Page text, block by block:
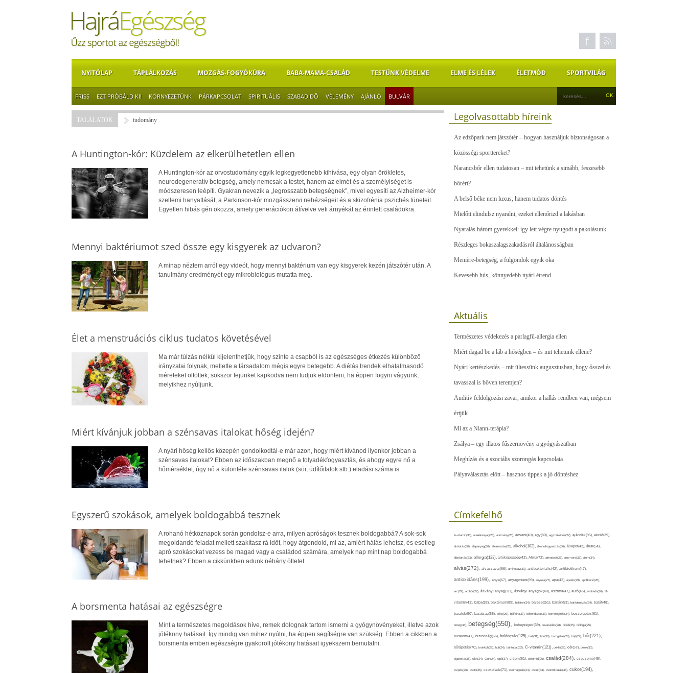
NYITÓLAP TÁPLÁLKOZÁS MOZGÁS-FOGYÓKÚRA BABA-MAMA-CSALÁD TESTÜNK VÉDELME ELME ÉS LÉLEK ÉLETMÓD SPORTVILÁG
FRISS EZT PRÓBÁLD KI! KÖRNYEZETÜNK PÁRKAPCSOLAT SPIRITUÁLIS SZABADIDŐ VÉLEMÉNY AJÁNLÓ BULVÁR
TALÁLATOK tudomány
A Huntington-kór: Küzdelem az elkerülhetetlen ellen
A Huntington-kór az orvostudomány egyik legkegyetlenebb kihívása, egy olyan örökletes,
neurodegeneratív betegség, amely nemcsak a testet, hanem az elmét és a személyiséget is
módszeresen leépíti. Gyakran nevezik a „legrosszabb betegségnek”, mivel egyesíti az Alzheimer-kór
szellemi hanyatlását, a Parkinson-kór mozgásszervi nehézségeit és a skizofrénia pszichés tüneteit.
Egyetlen hibás gén okozza, amely generációkon átívelve veti árnyékát az érintett családokra.
Mennyi baktériumot szed össze egy kisgyerek az udvaron?
A minap néztem arról egy videót, hogy mennyi baktérium van egy kisgyerek kezén játszótér után. A
tanulmány eredményét egy mikrobiológus mutatta meg.
Élet a menstruációs ciklus tudatos követésével
Ma már túlzás nélkül kijelenthetjük, hogy szinte a csapból is az egészséges étkezés különböző
irányzatai folynak, mellette a társadalom mégis egyre betegebb. A diétás trendek elhatalmasodó
méreteket öltöttek, sokszor fejünket kapkodva nem tudjuk eldönteni, ha éppen fogyni vágyunk,
melyikhez nyúljunk.
Miért kívánjuk jobban a szénsavas italokat hőség idején?
A nyári hőség kellős közepén gondolkodtál-e már azon, hogy miért kívánod ilyenkor jobban a
szénsavas italokat? Ebben az időszakban megnő a folyadékfogyasztás, és ahogy egyre nő a
hőmérséklet, úgy nő a különféle szénsavas italok (sör, üdítőitalok stb.) eladási száma is.
Egyszerű szokások, amelyek boldogabbá tesznek
A rohanó hétköznapok során gondolsz-e arra, milyen apróságok tesznek boldogabbá? A sok-sok
megoldandó feladat mellett szakítasz rá időt, hogy átgondold, mi az, amiért hálás lehetsz, és esetleg
apró szokásokat vezess be magad vagy a családod számára, amelyek nap mint nap boldogabbá
tehetnek? Ebben a cikkünkben adunk néhány ötletet.
A borsmenta hatásai az egészségre
Mint a természetes megoldások híve, remek dolognak tartom ismerni a gyógynövényeket, illetve azok
jótékony hatásait. Így mindig van mihez nyúlni, ha éppen segítségre van szükség. Ebben a cikkben a
borsmenta emberi egészségre gyakorolt jótékony hatásait igyekszem bemutatni.
Legolvasottabb híreink
Az edzőpark nem játszótér – hogyan használjuk biztonságosan a
közösségi sporttereket?
Narancsbőr ellen tudatosan – mit tehetünk a simább, feszesebb
bőrért?
A belső béke nem luxus, hanem tudatos döntés
Mielőtt elindulsz nyaralni, ezeket ellenőrizd a lakásban
Nyaralás három gyerekkel: így lett végre nyugodt a pakolásunk
Részleges bokaszalagszakadásról általànosságban
Menière-betegség, a fülgondok egyik oka
Kevesebb hús, könnyedebb nyári étrend
Aktuális
Természetes védekezés a parlagfű-allergia ellen
Miért dagad be a láb a hőségben – és mit tehetünk ellene?
Nyári kertészkedés – mit ültessünk augusztusban, hogy ősszel és
tavasszal is bőven teremjen?
Auditív feldolgozási zavar, amikor a hallás rendben van, mégsem
értjük
Mi az a Niann-terápia?
Zsálya – egy illatos fűszernövény a gyógyászatban
Meghízás és a szociális szorongás kapcsolata
Pályaválasztás előtt – hasznos tippek a jó döntéshez
Címkefelhő
A-vitamin(36), adalékanyag(28), adomány(26), advent(40), agy(80), agyműködés(27), ajándék(95), akció(39),
aktivitás(30), alapanyag(30), alkalmazás(28), alkohol(182), alkoholfogyasztás(36), állapot(43), állat(54),
állattartás(33), allergia(123), állóképesség(42), Alma(72), almaecet(26), aloe vera(33), álom(34),
alvás(272), alvászavar(66), aminosav(33), antibakteriális(42), antibiotikum(47),
antioxidáns(199), anya(67), anyagcsere(99), anyuka(27), apa(42), ápolás(29), applikáció(26),
arc(29), arcbőr(27), ásványi anyag(111), ásványi anyagok(40), asztma(47), autó(46), avokádó(36), B-
vitamin(41), baba(82), baktérium(89), balaton(34), baleset(51), banán(53), bántalmazás(24), barát(48),
barátok(50), barátság(58), béke(29), bélflóra(37), bélrendszer(33), bemelegítés(24), beszélgetés(61),
beteg(34), betegség(550), betegségek(39), bevásárlás(28), bicikli(25), biológia(25),
bizalom(41), biztonság(66), boldogság(125), bolt(31), bor(36), borogatás(28), böjt(27), bőr(221),
bőrápolás(70), brokkoli(29), buli(24), bűntudat(32), C-vitamin(121), cékla(28), cél(57), célok(30),
cigaretta(38), cikk(24), Cink(24), cipő(37), citrom(61), citromfű(26), család(284), csecsemő(45),
csípés(26), csoki(35), csokoládé(71), csomagolás(24), csont(33), csontritkulás(36), cukor(194),